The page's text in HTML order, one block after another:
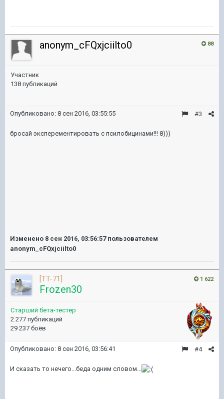
88
anonym_cFQxjciilto0
Участник
138 публикаций
#3
Опубликовано: 8 сен 2016, 03:55:55
бросай эксперементировать с псилобицинами!!! 8)))
Изменено 8 сен 2016, 03:56:57пользователем
anonym_cFQxjciilto0
1 622
[TT-71]
Frozen30
Старший бета-тестер
2 277 публикаций
29 237 боёв
#4
Опубликовано: 8 сен 2016, 03:56:41
И сказать то нечего...беда одним словом...